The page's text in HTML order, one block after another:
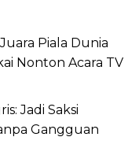
Piala Dunia
Nonton Acara TV
Jadi Saksi
Gangguan